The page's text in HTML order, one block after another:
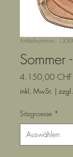
Artikelnummer:
Sommer
4.150,00 CHF
inkl. MwSt. |
Sitzgroesse *